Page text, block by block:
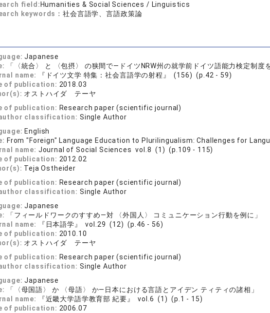
field: Humanities & Social Sciences / Linguistics
keywords：社会言語学、言語政策論
Japanese
「〈統合〉 と 〈包摂〉 の狭間で―ドイツNRW州の就学前ドイツ語能力検定制度
name:
『ドイツ文学 特集：社会言語学の射程』 (156) (p.42 - 59)
of publication: 2018.03
オストハイダ テーヤ
of publication: Research paper (scientific journal)
classification: Single Author
English
From "Foreign" Language Education to Plurilingualism: Challenges for
name: Journal of Social Sciences vol.8 (1) (p.109 - 115)
of publication: 2012.02
Teja Ostheider
of publication: Research paper (scientific journal)
classification: Single Author
Japanese
「フィールドワークのすすめ―対 〈外国人〉 コミュニケーション行動を例に」
name:
『日本語学』 vol.29 (12) (p.46 - 56)
of publication: 2010.10
オストハイダ テーヤ
of publication: Research paper (scientific journal)
classification: Single Author
Japanese
「〈母国語〉 か 〈母語〉 か―日本における言語とアイデン ティティの諸相」
name:
『近畿大学語学教育部 紀要』 vol.6 (1) (p.1 - 15)
of publication: 2006.07